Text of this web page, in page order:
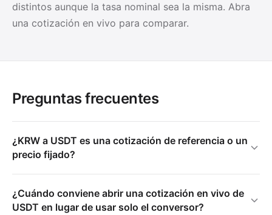
distintos aunque la tasa nominal sea la misma. Abra
una cotización en vivo para comparar.
Preguntas frecuentes
¿KRW a USDT es una cotización de referencia o un
precio fijado?
¿Cuándo conviene abrir una cotización en vivo de
USDT en lugar de usar solo el conversor?